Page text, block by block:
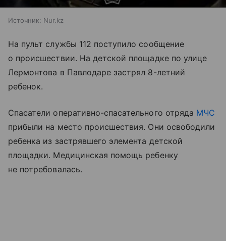
Источник: Nur.kz
На пульт службы 112 поступило сообщение
о происшествии. На детской площадке по улице
Лермонтова в Павлодаре застрял 8-летний
ребенок.
Спасатели оперативно-спасательного отряда МЧС
прибыли на место происшествия. Они освободили
ребенка из застрявшего элемента детской
площадки. Медицинская помощь ребенку
не потребовалась.